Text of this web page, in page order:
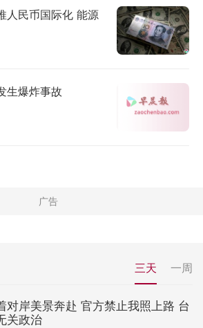
人民币国际化 能源
生爆炸事故
三天 一周
对岸美景奔赴 官方禁止我照上路 台
关政治